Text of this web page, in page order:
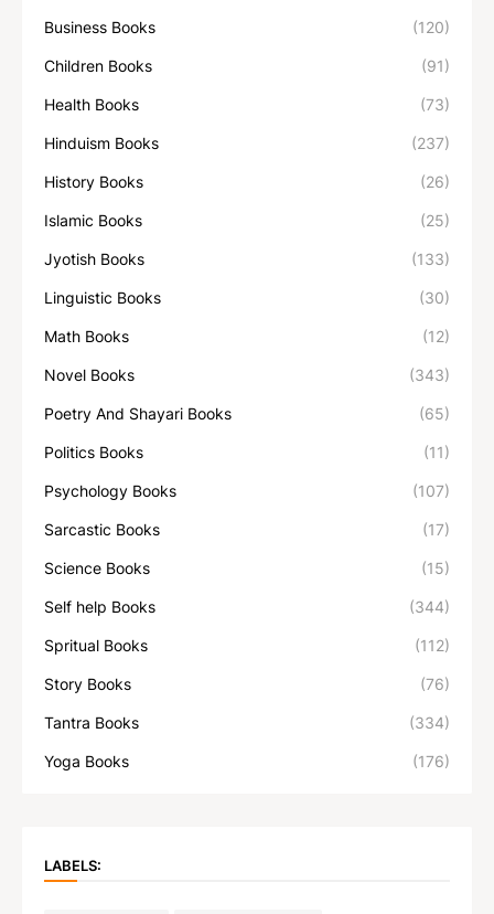
Business Books (120)
Children Books (91)
Health Books (73)
Hinduism Books (237)
History Books (26)
Islamic Books (25)
Jyotish Books (133)
Linguistic Books (30)
Math Books (12)
Novel Books (343)
Poetry And Shayari Books (65)
Politics Books (11)
Psychology Books (107)
Sarcastic Books (17)
Science Books (15)
Self help Books (344)
Spritual Books (112)
Story Books (76)
Tantra Books (334)
Yoga Books (176)
LABELS: